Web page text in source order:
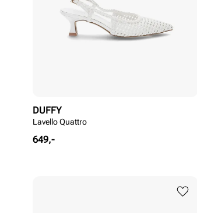
DUFFY
Lavello Quattro
Pris
649,-